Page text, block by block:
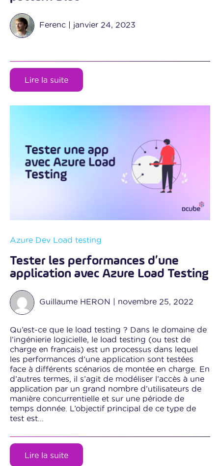
Ferenc | janvier 24, 2023
Lire la suite
Azure Dev Load testing
Tester les performances d’une
application avec Azure Load Testing
Guillaume HERON | novembre 25, 2022
Qu’est-ce que le load testing ? Dans le domaine de
l’ingénierie logicielle, le load testing (ou test de
charge en français) est un processus dans lequel
les performances d’une application sont testées
face à différents scénarios de montée en charge. En
d’autres termes, il s’agit de modéliser l’accès à une
application par un grand nombre d’utilisateurs de
manière concurrentielle et sur une période de
temps donnée. L’objectif principal de ce type de
test est...
Lire la suite